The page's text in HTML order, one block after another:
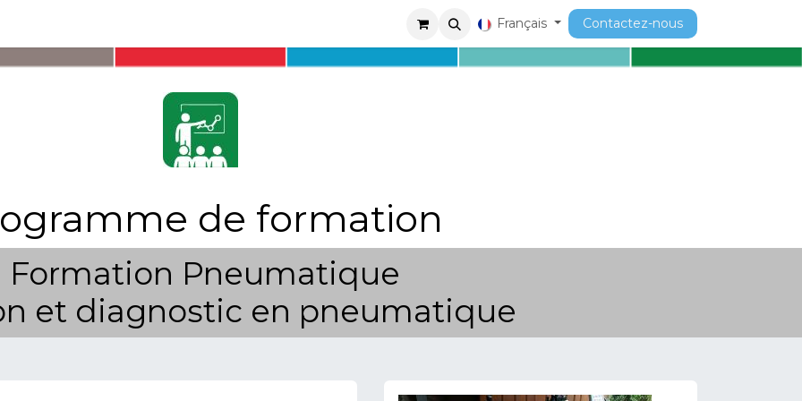
Recrutement Cours Français Contactez-nous
de formation
Formation Pneumatique
et diagnostic en pneumatique